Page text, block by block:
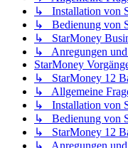
↳ Installation von
↳ Bedienung von
↳ StarMoney
↳ Anregungen und
StarMoney
↳ StarMoney 12
↳ Allgemeine
↳ Installation von
↳ Bedienung von
↳ StarMoney 12